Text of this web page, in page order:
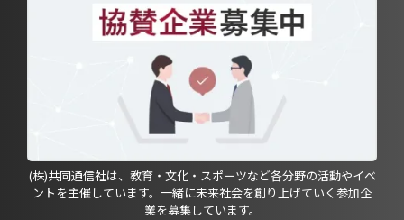
(株)共同通信社は、教育・文化・スポーツなど各分野の活動やイベ
ントを主催しています。一緒に未来社会を創り上げていく参加企
業を募集しています。